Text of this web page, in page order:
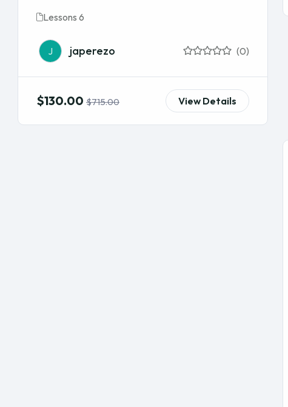
Lessons 6
J japerezo (0)
$130.00 $715.00 View Details